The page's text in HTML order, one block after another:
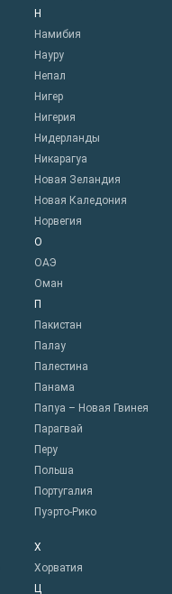
Н
Намибия
Науру
Непал
Нигер
Нигерия
Нидерланды
Никарагуа
Новая Зеландия
Новая Каледония
Норвегия
О
ОАЭ
Оман
П
Пакистан
Палау
Палестина
Панама
Папуа – Новая Гвинея
Парагвай
Перу
Польша
Португалия
Пуэрто-Рико
Х
Хорватия
Ц